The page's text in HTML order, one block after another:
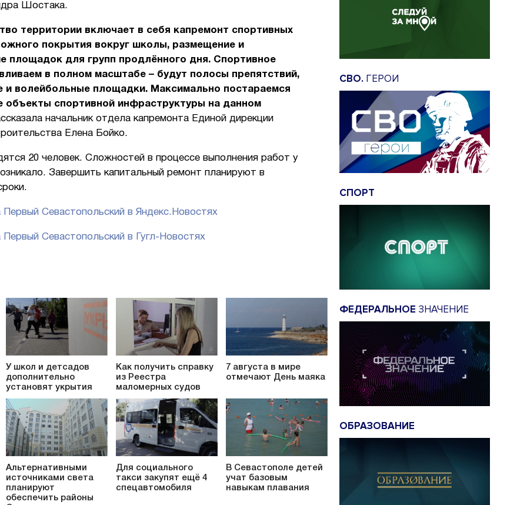
Шостака.
территории включает в себя капремонт спортивных
покрытия вокруг школы, размещение и
площадок для групп продлённого дня. Спортивное
в полном масштабе – будут полосы препятствий,
и волейбольные площадки. Максимально постараемся
объекты спортивной инфраструктуры на данном
начальник отдела капремонта Единой дирекции
Елена Бойко.
20 человек. Сложностей в процессе выполнения работ у
Завершить капитальный ремонт планируют в
Севастопольский в Яндекс.Новостях
Севастопольский в Гугл-Новостях
У школ и детсадов
дополнительно
установят укрытия
Как получить справку
из Реестра
маломерных судов
7 августа в мире
отмечают День маяка
Альтернативными
источниками света
планируют
обеспечить районы
Для социального
такси закупят ещё 4
спецавтомобиля
В Севастополе детей
учат базовым
навыкам плавания
СВО. ГЕРОИ
СПОРТ
ФЕДЕРАЛЬНОЕ ЗНАЧЕНИЕ
ОБРАЗОВАНИЕ